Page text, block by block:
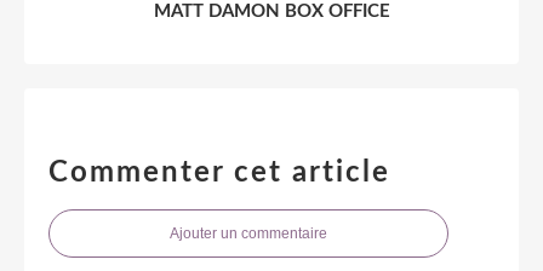
MATT DAMON BOX OFFICE
Commenter cet article
Ajouter un commentaire